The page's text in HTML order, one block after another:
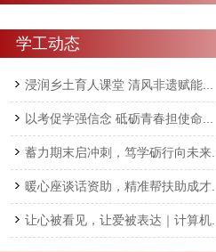
学工动态
浸润乡土育人课堂 清风非遗赋能...
以考促学强信念 砥砺青春担使命...
蓄力期末启冲刺，笃学砺行向未来...
暖心座谈话资助，精准帮扶助成才...
让心被看见，让爱被表达｜计算机...